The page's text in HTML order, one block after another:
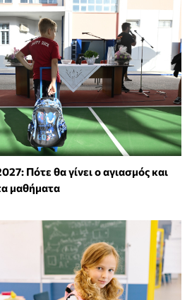
Πότε θα γίνει ο αγιασμός και
μαθήματα